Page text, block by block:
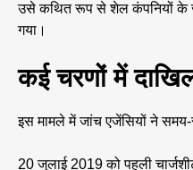
उसे कथित रूप से शेल कंपनियों के
गया।
कई चरणों में
इस मामले में जांच एजेंसियों ने
20 जुलाई 2019 को पहली